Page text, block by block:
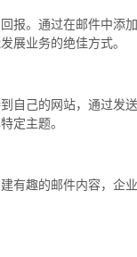
报。通过在邮件中添
展业务的绝佳方式。
自己的网站，通过发
定主题。
有趣的邮件内容，企